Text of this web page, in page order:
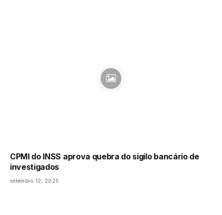
CPMI do INSS aprova quebra do sigilo bancário de
investigados
setembro 12, 2025